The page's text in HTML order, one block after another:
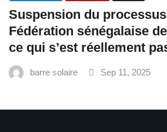
‎Suspension du
Fédération sénégalaise
ce qui s’est réellement
barre solaire Sep 11, 2025